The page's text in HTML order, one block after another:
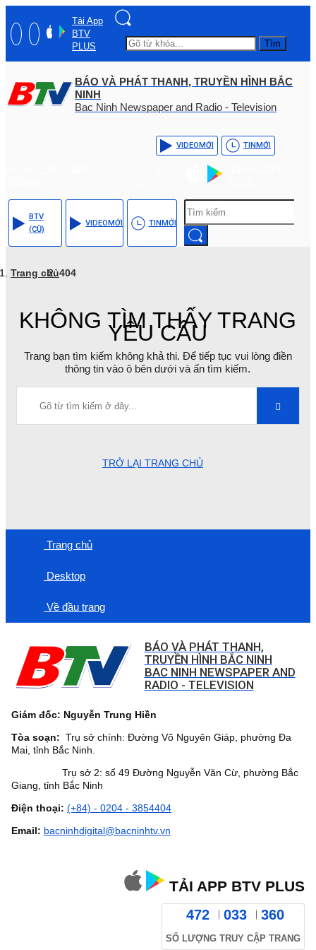
Tải App
BTV
PLUS
Tìm
BÁO VÀ PHÁT THANH, TRUYỀN HÌNH BẮC
NINH
Bac Ninh Newspaper and Radio - Television
VIDEOMỚI TINMỚI
BTV
(CŨ)
VIDEOMỚI TINMỚI
Trang chủ404
KHÔNG TÌM THẤY TRANG
YÊU CẦU
Trang bạn tìm kiếm không khả thi. Để tiếp tục vui lòng điền
thông tin vào ô bên dưới và ấn tìm kiếm.
TRỞ LẠI TRANG CHỦ
Trang chủ
Desktop
Về đầu trang
BÁO VÀ PHÁT THANH,
TRUYỀN HÌNH BẮC NINH
BAC NINH NEWSPAPER AND
RADIO - TELEVISION
Giám đốc: Nguyễn Trung Hiền
Tòa soạn: Trụ sở chính: Đường Võ Nguyên Giáp, phường Đa
Mai, tỉnh Bắc Ninh.
Trụ sở 2: số 49 Đường Nguyễn Văn Cừ, phường Bắc
Giang, tỉnh Bắc Ninh
Điện thoại: (+84) - 0204 - 3854404
Email: bacninhdigital@bacninhtv.vn
TẢI APP BTV PLUS
472 033 360
SỐ LƯỢNG TRUY CẬP TRANG